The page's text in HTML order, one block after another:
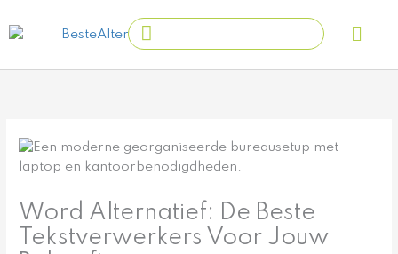
naar
inhoud
Main
Search
...
Word Alternatief: De Beste
Tekstverwerkers Voor Jouw